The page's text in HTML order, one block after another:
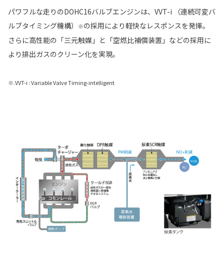
パワフルな走りのDOHC16バルブエンジンは、VVT-i （連続可変バ
ルブタイミング機構）
※の採用により軽快なレスポンスを発揮。
さらに高性能の「三元触媒」と「空燃比補償装置」などの採用に
より排出ガスのクリーン化を実現。
※.VVT-i : Variable Valve Timing-intelligent